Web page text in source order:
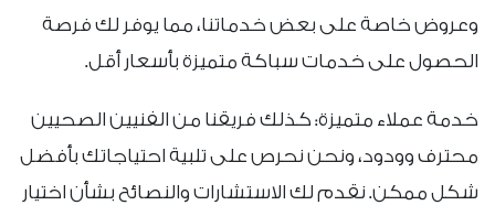
وعروض خاصة على بعض خدماتنا، مما يوفر لك فرصة
الحصول على خدمات سباكة متميزة بأسعار أقل.
خدمة عملاء متميزة: كذلك فريقنا من الفنيين الصحيين
محترف وودود، ونحن نحرص على تلبية احتياجاتك بأفضل
شكل ممكن. نقدم لك الاستشارات والنصائح بشأن اختيار